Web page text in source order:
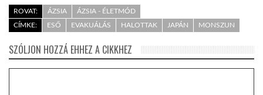
ROVAT: ÁZSIA
ÁZSIA - ÉLETMÓD
CÍMKE:
ESŐ EVAKUÁLÁS HALOTTAK JAPÁN MONSZUN
SZÓLJON HOZZÁ EHHEZ A CIKKHEZ